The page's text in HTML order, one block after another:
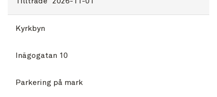
Kyrkbyn
Inägogatan 10
Parkering på mark